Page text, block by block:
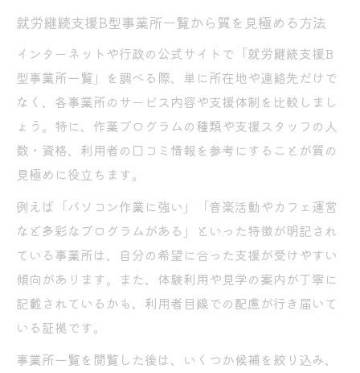
就労継続支援B型事業所一覧から質を見極める方法
インターネットや行政の公式サイトで「就労継続支援B
型事業所一覧」を調べる際、単に所在地や連絡先だけで
なく、各事業所のサービス内容や支援体制を比較しまし
ょう。特に、作業プログラムの種類や支援スタッフの人
数・資格、利用者の口コミ情報を参考にすることが質の
見極めに役立ちます。
例えば「パソコン作業に強い」「音楽活動やカフェ運営
など多彩なプログラムがある」といった特徴が明記され
ている事業所は、自分の希望に合った支援が受けやすい
傾向があります。また、体験利用や見学の案内が丁寧に
記載されているかも、利用者目線での配慮が行き届いて
いる証拠です。
事業所一覧を閲覧した後は、いくつか候補を絞り込み、